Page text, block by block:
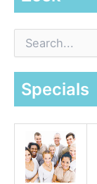
a
Specials